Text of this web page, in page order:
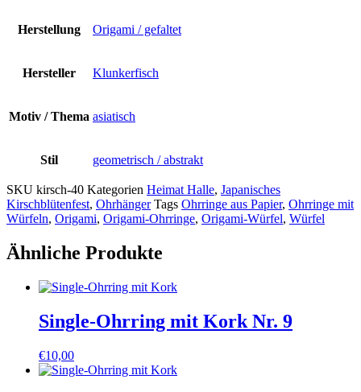
Herstellung Origami / gefaltet
Hersteller Klunkerfisch
Motiv / Thema asiatisch
Stil geometrisch / abstrakt
SKU kirsch-40 Kategorien Heimat Halle, Japanisches
Kirschblütenfest, Ohrhänger Tags Ohrringe aus Papier, Ohrringe mit
Würfeln, Origami, Origami-Ohrringe, Origami-Würfel, Würfel
Ähnliche Produkte
Single-Ohrring mit Kork Nr. 9
€10,00